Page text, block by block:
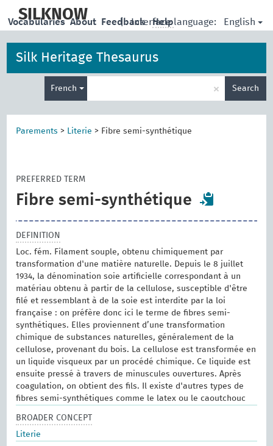
main
SILKNOW | Interface language: English
Vocabularies About Feedback Help
Silk Heritage Thesaurus
French × Search
Parements > Literie > Fibre semi-synthétique
PREFERRED TERM
Fibre semi-synthétique
DEFINITION
Loc. fém. Filament souple, obtenu chimiquement par
transformation d'une matière naturelle. Depuis le 8 juillet
1934, la dénomination soie artificielle correspondant à un
matériau obtenu à partir de la cellulose, susceptible d'être
filé et ressemblant à de la soie est interdite par la loi
française : on préfère donc ici le terme de fibres semi-
synthétiques. Elles proviennent d’une transformation
chimique de substances naturelles, généralement de la
cellulose, provenant du bois. La cellulose est transformée en
un liquide visqueux par un procédé chimique. Ce liquide est
ensuite pressé à travers de minuscules ouvertures. Après
coagulation, on obtient des fils. Il existe d'autres types de
fibres semi-synthétiques comme le latex ou le caoutchouc
BROADER CONCEPT
Literie